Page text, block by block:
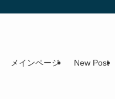
メインページ New Post